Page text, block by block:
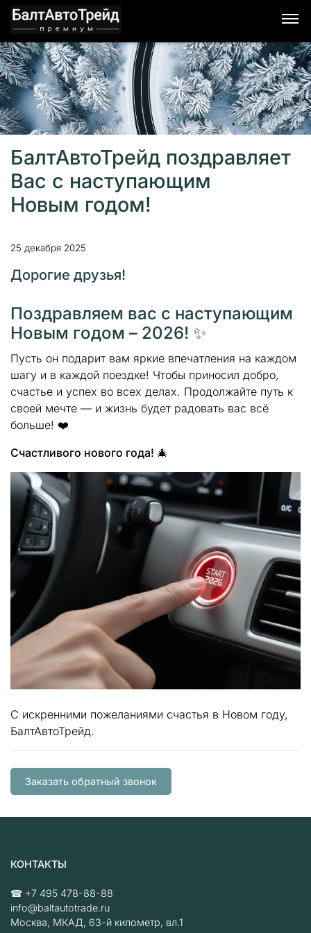
БалтАвтоТрейд поздравляет
Вас с наступающим
Новым годом!
25 декабря 2025
Дорогие друзья!
Поздравляем вас с наступающим
Новым годом – 2026! ✨
Пусть он подарит вам яркие впечатления на каждом
шагу и в каждой поездке! Чтобы приносил добро,
счастье и успех во всех делах. Продолжайте путь к
своей мечте — и жизнь будет радовать вас всё
больше! ❤️
Счастливого нового года! 🎄
С искренними пожеланиями счастья в Новом году,
БалтАвтоТрейд.
Заказать обратный звонок
КОНТАКТЫ
☎ +7 495 478-88-88
info@baltautotrade.ru
Москва, МКАД, 63-й километр, вл.1